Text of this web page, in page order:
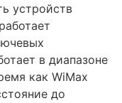
устройств
в диапазоне
как WiMax
до